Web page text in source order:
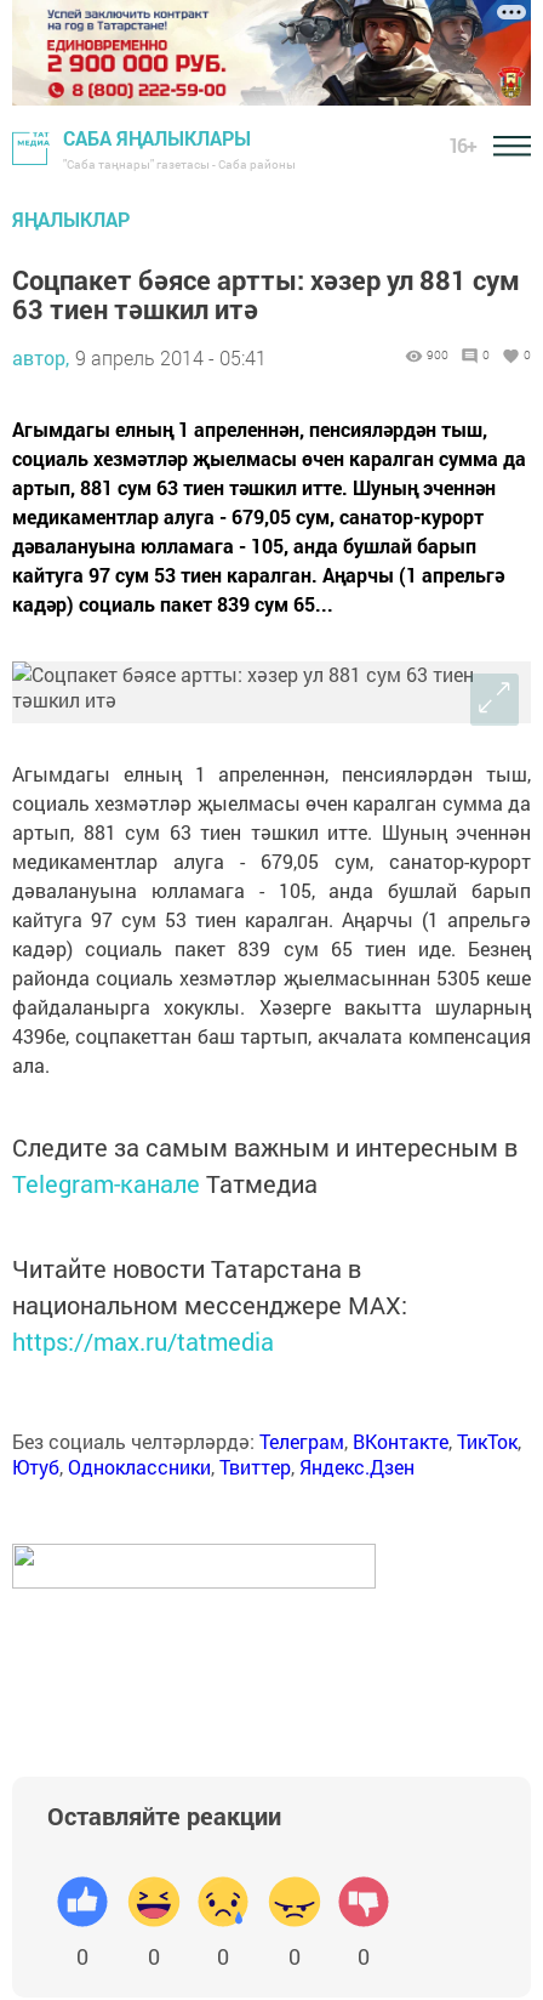
САБА ЯҢАЛЫКЛАРЫ
"Саба таңнары" газетасы - Саба районы
16+
ЯҢАЛЫКЛАР
Соцпакет бәясе артты: хәзер ул 881 сум
63 тиен тәшкил итә
автор, 9 апрель 2014 - 05:41 900 0 0
Агымдагы елның 1 апреленнән, пенсияләрдән тыш,
социаль хезмәтләр җыелмасы өчен каралган сумма да
артып, 881 сум 63 тиен тәшкил итте. Шуның эченнән
медикаментлар алуга - 679,05 сум, санатор-курорт
дәвалануына юлламага - 105, анда бушлай барып
кайтуга 97 сум 53 тиен каралган. Аңарчы (1 апрельгә
кадәр) социаль пакет 839 сум 65...
Агымдагы елның 1 апреленнән, пенсияләрдән тыш,
социаль хезмәтләр җыелмасы өчен каралган сумма да
артып, 881 сум 63 тиен тәшкил итте. Шуның эченнән
медикаментлар алуга - 679,05 сум, санатор-курорт
дәвалануына юлламага - 105, анда бушлай барып
кайтуга 97 сум 53 тиен каралган. Аңарчы (1 апрельгә
кадәр) социаль пакет 839 сум 65 тиен иде. Безнең
районда социаль хезмәтләр җыелмасыннан 5305 кеше
файдаланырга хокуклы. Хәзерге вакытта шуларның
4396е, соцпакеттан баш тартып, акчалата компенсация
ала.
Следите за самым важным и интересным в
Telegram-канале Татмедиа
Читайте новости Татарстана в
национальном мессенджере MАХ:
https://max.ru/tatmedia
Без социаль челтәрләрдә: Телеграм, ВКонтакте,ТикТок,
Ютуб,Одноклассники,Твиттер, Яндекс.Дзен
Оставляйте реакции
0 0 0 0 0